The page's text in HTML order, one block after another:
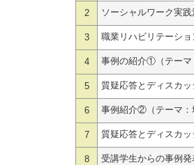
2 ソーシャルワーク実
3 職業リハビリテーシ
4 事例の紹介①（テーマ
5 質疑応答とディスカッ
6 事例紹介②（テーマ：
7 質疑応答とディスカッ
8 受講学生からの事例